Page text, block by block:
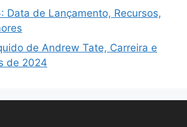
Data de Lançamento, Recursos,
de Andrew Tate, Carreira e
de 2024